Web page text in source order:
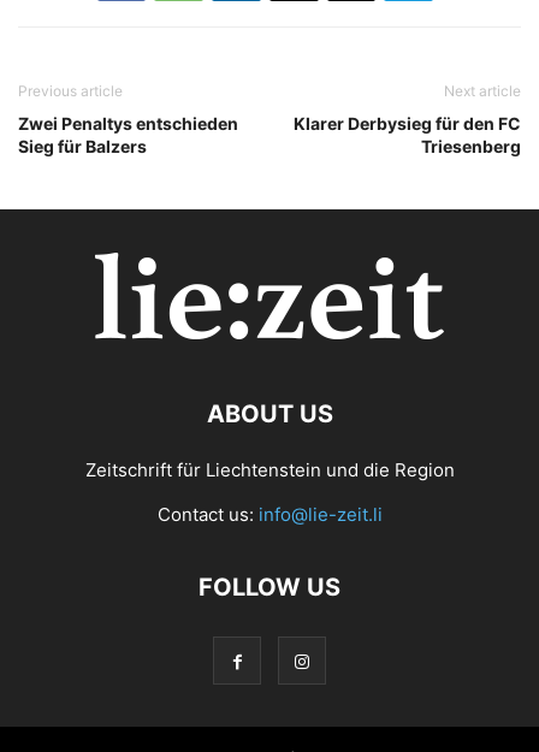
Previous article
Zwei Penaltys entschieden
Sieg für Balzers
Next article
Klarer Derbysieg für den FC
Triesenberg
ABOUT US
Zeitschrift für Liechtenstein und die Region
Contact us: info@lie-zeit.li
FOLLOW US